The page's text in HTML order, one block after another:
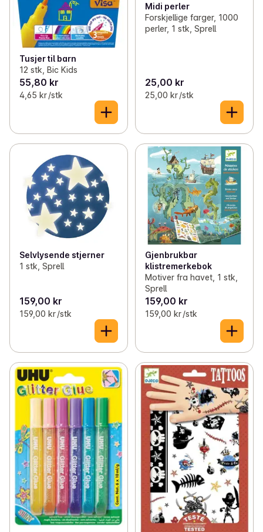
Tusjer til barn
12 stk, Bic Kids
55,80 kr
4,65 kr /stk
Midi perler
Forskjellige farger, 1000
perler, 1 stk, Sprell
25,00 kr
25,00 kr /stk
Selvlysende stjerner
1 stk, Sprell
159,00 kr
159,00 kr /stk
Gjenbrukbar
klistremerkebok
Motiver fra havet, 1 stk,
Sprell
159,00 kr
159,00 kr /stk